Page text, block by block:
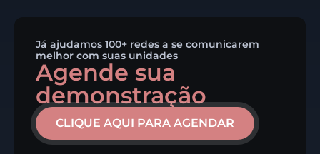
Já ajudamos 100+ redes a se comunicarem
melhor com suas unidades
Agende sua
demonstração
CLIQUE AQUI PARA AGENDAR